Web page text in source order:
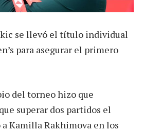
se llevó el título individual
para asegurar el primero
del torneo hizo que
superar dos partidos el
a Kamilla Rakhimova en los